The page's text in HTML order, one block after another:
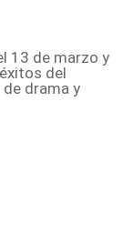
13 de marzo y
del
drama y